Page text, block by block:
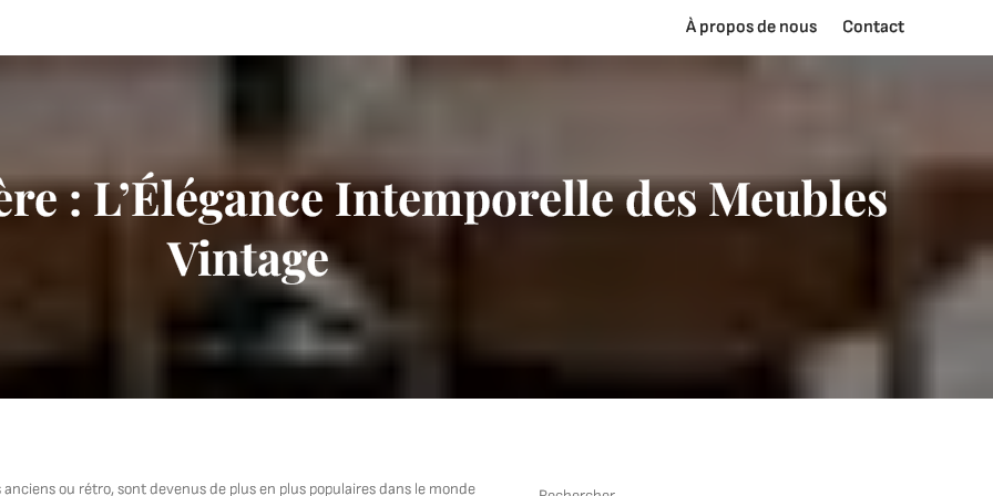
À propos de nous Contact
: L’Élégance Intemporelle des Meubles
Vintage
ou rétro, sont devenus de plus en plus populaires dans le monde